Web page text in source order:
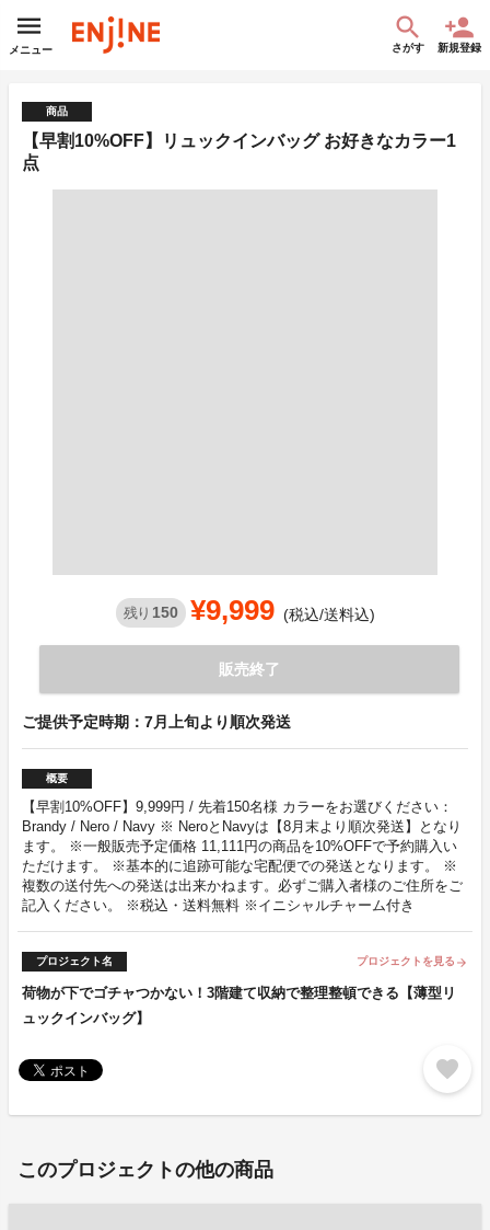
メニュー さがす 新規登録
商品
【早割10%OFF】リュックインバッグ お好きなカラー1
点
残り 150 ¥9,999 (税込/送料込)
販売終了
ご提供予定時期：7月上旬より順次発送
概要
【早割10%OFF】9,999円 / 先着150名様 カラーをお選びください：
Brandy / Nero / Navy ※ NeroとNavyは【8月末より順次発送】となり
ます。 ※一般販売予定価格 11,111円の商品を10%OFFで予約購入い
ただけます。 ※基本的に追跡可能な宅配便での発送となります。 ※
複数の送付先への発送は出来かねます。必ずご購入者様のご住所をご
記入ください。 ※税込・送料無料 ※イニシャルチャーム付き
プロジェクト名 プロジェクトを見る arrow_forward
荷物が下でゴチャつかない！3階建て収納で整理整頓できる【薄型リ
ュックインバッグ】
favorite
このプロジェクトの他の商品